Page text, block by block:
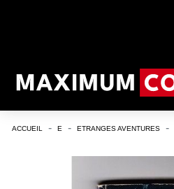
ACCUEIL E ETRANGES AVENTURES